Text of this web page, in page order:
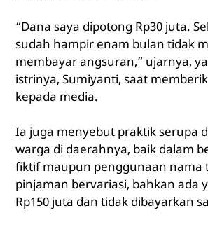
“Dana saya dipotong Rp30 juta.
sudah hampir enam bulan tidak
membayar angsuran,” ujarnya,
istrinya, Sumiyanti, saat
kepada media.
Ia juga menyebut praktik serupa
warga di daerahnya, baik dalam
fiktif maupun penggunaan nama
pinjaman bervariasi, bahkan ada
Rp150 juta dan tidak dibayarkan